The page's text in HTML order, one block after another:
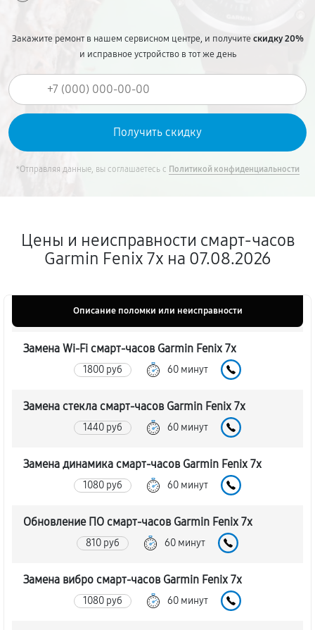
Закажите ремонт в нашем сервисном центре, и получитескидку 20%
и исправное устройство в тот же день
*Отправляя данные, вы соглашаетесь с Политикой конфиденциальности
Цены и неисправности смарт-часов
Garmin Fenix 7x на 07.08.2026
Описание поломки или неисправности
Замена Wi-Fi смарт-часов Garmin Fenix 7x
1800 руб 60 минут
Замена стекла смарт-часов Garmin Fenix 7x
1440 руб 60 минут
Замена динамика смарт-часов Garmin Fenix 7x
1080 руб 60 минут
Обновление ПО смарт-часов Garmin Fenix 7x
810 руб 60 минут
Замена вибро смарт-часов Garmin Fenix 7x
1080 руб 60 минут